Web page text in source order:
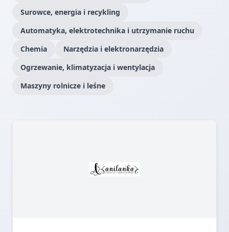
Surowce, energia i recykling
Automatyka, elektrotechnika i utrzymanie ruchu
Chemia
Narzędzia i elektronarzędzia
Ogrzewanie, klimatyzacja i wentylacja
Maszyny rolnicze i leśne